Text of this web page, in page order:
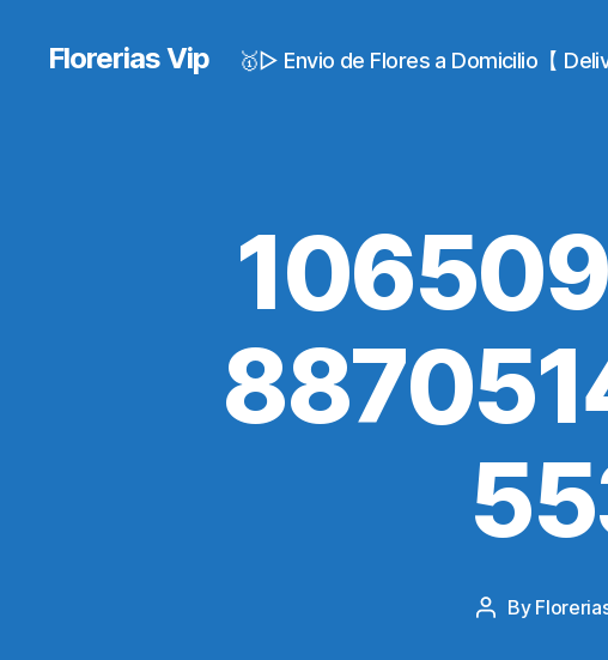
Florerias Vip 🥇▷ Envio de Flores a Domicilio【
Post
By